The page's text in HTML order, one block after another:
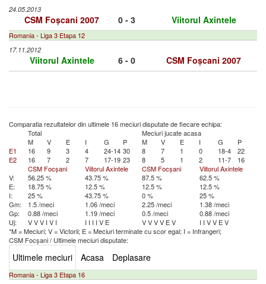
24.05.2013
CSM Foșcani 2007 0 - 3 Viitorul Axintele
Romania - Liga 3 Etapa 12
17.11.2012
Viitorul Axintele 6 - 0 CSM Foșcani 2007
Comparatia rezultatelor din ultimele 16 meciuri disputate de fiecare echipa:
Total
Meciuri jucate acasa
M
V E I G P M V E I G
P
E1
16 9 3 4 24-14 30 8 7 1 0 18-4
22
E2
16 7 2 7 17-19 23 8 5 1 2 11-7
16
CSM Focșani
Viitorul Axintele CSM Focșani
Viitorul Axintele
V:
56.25 % 43.75 % 87.5 %
62.5 %
E:
18.75 % 12.5 % 12.5 %
12.5 %
I:
25 % 43.75 % 0 %
25 %
Gm:
1.5 /meci 1.06 /meci 2.25 /meci
1.38 /meci
Gp:
0.88 /meci 1.19 /meci 0.5 /meci
0.88 /meci
Uj:
VVV I V I I I I I V E VVVV EV I I VV EV
*M = Meciuri; V = Victorii; E = Meciuri terminate cu scor egal; I = Infrangeri;
CSM Focșani/ Ultimele meciuri disputate:
Ultimele meciuri Acasa Deplasare
Romania - Liga 3 Etapa 16